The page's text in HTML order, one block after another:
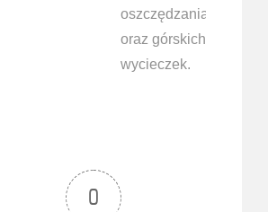
oszczędzania
oraz górskich
wycieczek.
0